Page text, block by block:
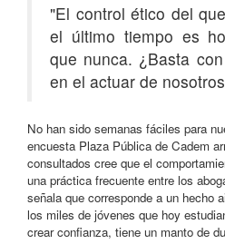
"El control ético del
el último tiempo es
que nunca. ¿Basta
en el actuar de
No han sido semanas fáciles para
encuesta Plaza Pública de Cadem
consultados cree que el
una práctica frecuente entre los
señala que corresponde a un hecho
los miles de jóvenes que hoy
crear confianza, tiene un manto de